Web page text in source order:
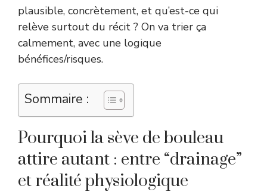
plausible, concrètement, et qu’est-ce qui
relève surtout du récit ? On va trier ça
calmement, avec une logique
bénéfices/risques.
Sommaire :
Pourquoi la sève de bouleau
attire autant : entre “drainage”
et réalité physiologique